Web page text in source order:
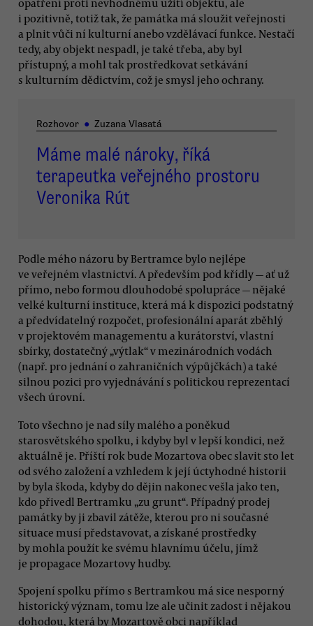
opatření proti nevhodnému užití objektu, ale
i pozitivně, totiž tak, že památka má sloužit veřejnosti
a plnit vůči ní kulturní anebo vzdělávací funkce. Nestačí
tedy, aby objekt nespadl, je také třeba, aby byl
přístupný, a mohl tak prostředkovat setkávání
s kulturním dědictvím, což je smysl jeho ochrany.
Rozhovor ● Zuzana Vlasatá
Máme malé nároky, říká
terapeutka veřejného prostoru
Veronika Rút
Podle mého názoru by Bertramce bylo nejlépe
ve veřejném vlastnictví. A především pod křídly — ať už
přímo, nebo formou dlouhodobé spolupráce — nějaké
velké kulturní instituce, která má k dispozici podstatný
a předvídatelný rozpočet, profesionální aparát zběhlý
v projektovém managementu a kurátorství, vlastní
sbírky, dostatečný „výtlak“ v mezinárodních vodách
(např. pro jednání o zahraničních výpůjčkách) a také
silnou pozici pro vyjednávání s politickou reprezentací
všech úrovní.
Toto všechno je nad síly malého a poněkud
starosvětského spolku, i kdyby byl v lepší kondici, než
aktuálně je. Příští rok bude Mozartova obec slavit sto let
od svého založení a vzhledem k její úctyhodné historii
by byla škoda, kdyby do dějin nakonec vešla jako ten,
kdo přivedl Bertramku „zu grunt“. Případný prodej
památky by ji zbavil zátěže, kterou pro ni současné
situace musí představovat, a získané prostředky
by mohla použít ke svému hlavnímu účelu, jímž
je propagace Mozartovy hudby.
Spojení spolku přímo s Bertramkou má sice nesporný
historický význam, tomu lze ale učinit zadost i nějakou
dohodou, která by Mozartově obci například